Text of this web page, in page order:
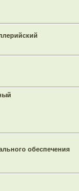
обеспечения